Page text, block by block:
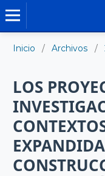
Inicio / Archivos /
LOS